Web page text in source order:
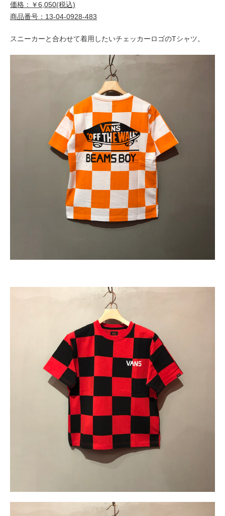
価格：￥6,050(税込)
商品番号：13-04-0928-483
スニーカーと合わせて着用したいチェッカーロゴのTシャツ。